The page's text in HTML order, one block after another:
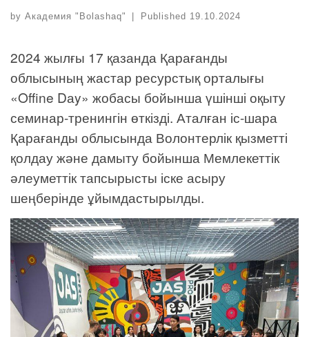
by Академия "Bolashaq" | Published 19.10.2024
2024 жылғы 17 қазанда Қарағанды
облысының жастар ресурстық орталығы
«Offine Dаy» жобасы бойынша үшінші оқыту
семинар-тренингін өткізді. Аталған іс-шара
Қарағанды облысында Волонтерлік қызметті
қолдау және дамыту бойынша Мемлекеттік
әлеуметтік тапсырысты іске асыру
шеңберінде ұйымдастырылды.